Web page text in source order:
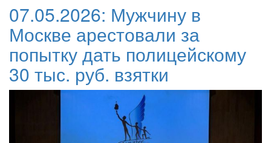
07.05.2026: Мужчину в
Москве арестовали за
попытку дать полицейскому
30 тыс. руб. взятки